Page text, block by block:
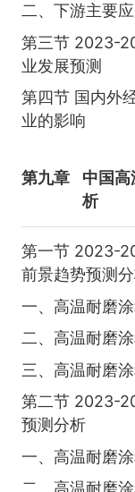
二、下游主要
第三节 2023-
业发展预测
第四节 国内外
业的影响
第九章
中国
析
第一节 2023-
前景趋势预测
一、高温耐磨
二、高温耐磨
三、高温耐磨
第二节 2023-
预测分析
一、高温耐磨